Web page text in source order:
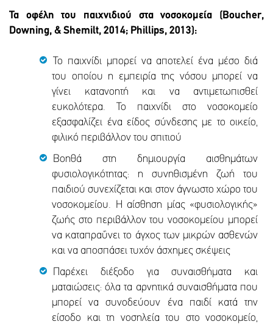
Τα οφέλη του παιχνιδιού στα νοσοκομεία (Boucher,
Downing, & Shemilt, 2014; Phillips, 2013):
Το παιχνίδι μπορεί να αποτελεί ένα μέσο διά
του οποίου η εμπειρία της νόσου μπορεί να
γίνει κατανοητή και να αντιμετωπισθεί
ευκολότερα. Το παιχνίδι στο νοσοκομείο
εξασφαλίζει ένα είδος σύνδεσης με το οικείο,
φιλικό περιβάλλον του σπιτιού
Βοηθά στη δημιουργία αισθημάτων
φυσιολογικότητας: η συνηθισμένη ζωή του
παιδιού συνεχίζεται και στον άγνωστο χώρο του
νοσοκομείου. Η αίσθηση μίας «φυσιολογικής»
ζωής στο περιβάλλον του νοσοκομείου μπορεί
να καταπραΰνει το άγχος των μικρών ασθενών
και να αποσπάσει τυχόν άσχημες σκέψεις
Παρέχει διέξοδο για συναισθήματα και
ματαιώσεις: όλα τα αρνητικά συναισθήματα που
μπορεί να συνοδεύουν ένα παιδί κατά την
είσοδο και τη νοσηλεία του στο νοσοκομείο,